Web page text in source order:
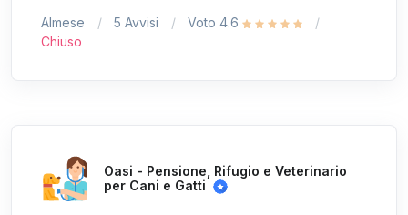
Almese 5 Avvisi
Voto 4.6
Chiuso
Oasi - Pensione, Rifugio e Veterinario
per Cani e Gatti